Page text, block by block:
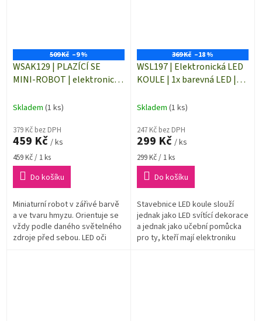
509 Kč –9 %
WSAK129 | PLAZÍCÍ SE
MINI-ROBOT | elektronická
Skladem (1 ks)
379 Kč bez DPH
459 Kč / ks
Měrná
cena:
459 Kč / 1 ks
Do košíku
Miniaturní robot v zářivé barvě
a ve tvaru hmyzu. Orientuje se
vždy podle daného světelného
zdroje před sebou. LED oči
369 Kč –18 %
WSL197 | Elektronická LED
KOULE | 1x barevná LED |
Skladem (1 ks)
247 Kč bez DPH
299 Kč / ks
Měrná
cena:
299 Kč / 1 ks
Do košíku
Stavebnice LED koule slouží
jednak jako LED svítící dekorace
a jednak jako učební pomůcka
pro ty, kteří mají elektroniku